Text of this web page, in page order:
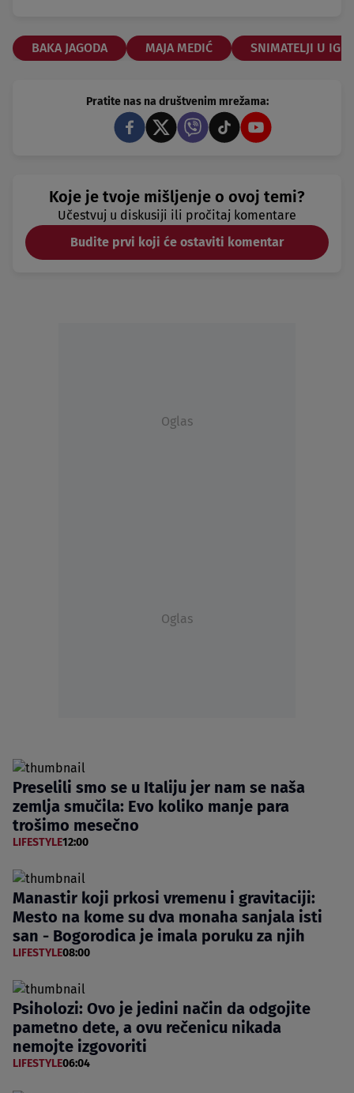
BAKA JAGODA MAJA MEDIĆ SNIMATELJI U
Pratite nas na društvenim mrežama:
Koje je tvoje mišljenje o ovoj temi?
Učestvuj u diskusiji ili pročitaj komentare
Budite prvi koji će ostaviti komentar
Oglas
Oglas
Preselili smo se u Italiju jer nam se naša
zemlja smučila: Evo koliko manje para
trošimo mesečno
LIFESTYLE12:00
Manastir koji prkosi vremenu i gravitaciji:
Mesto na kome su dva monaha sanjala isti
san - Bogorodica je imala poruku za njih
LIFESTYLE08:00
Psiholozi: Ovo je jedini način da odgojite
pametno dete, a ovu rečenicu nikada
nemojte izgovoriti
LIFESTYLE06:04